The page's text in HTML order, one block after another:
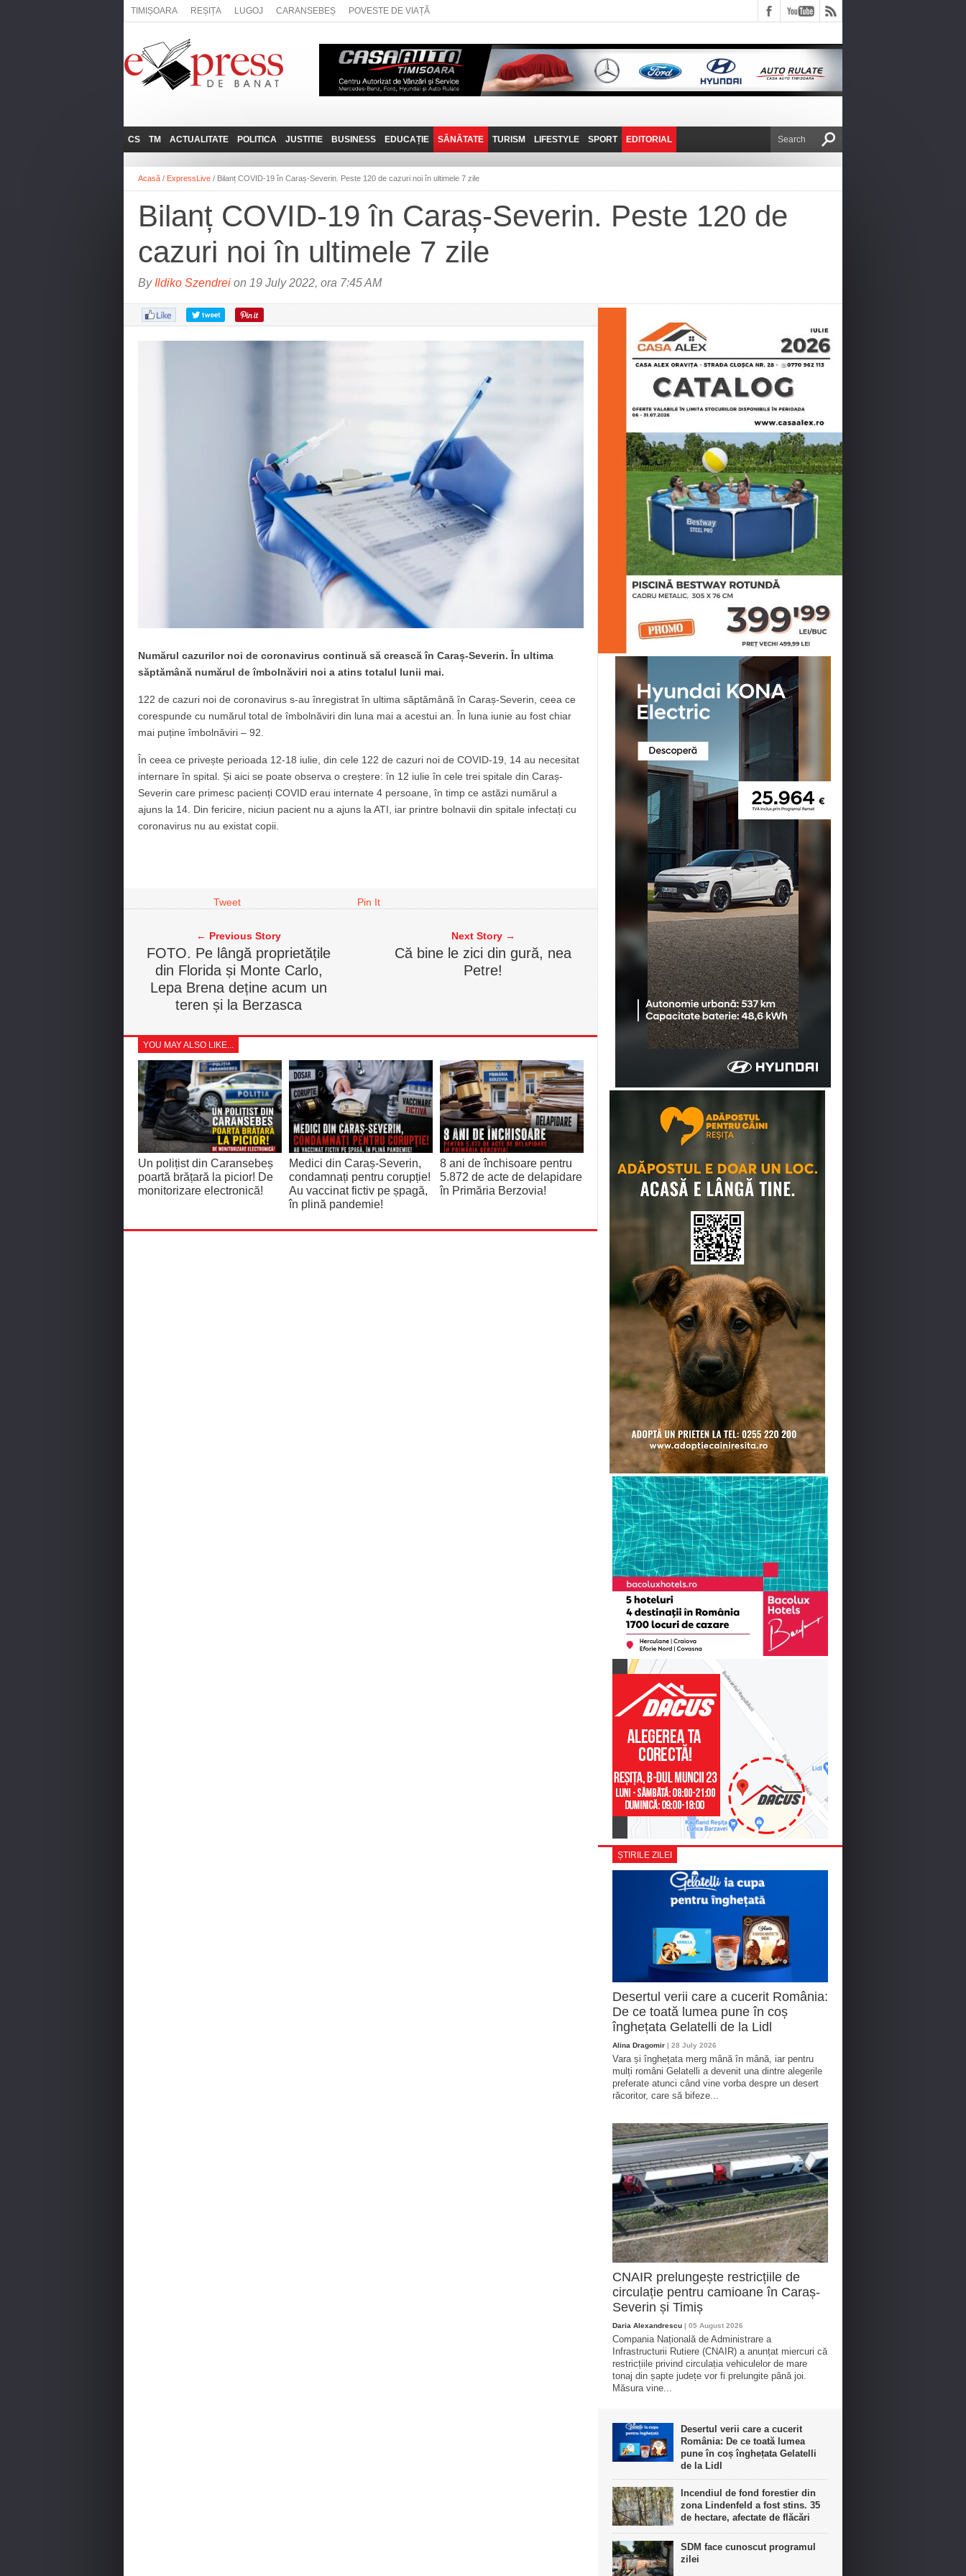
TIMIȘOARA REȘIȚA LUGOJ CARANSEBEȘ POVESTE DE VIAȚĂ
CS
REȘIȚA
CARANSEBEȘ
ANINA
BĂILE HERCULANE
BOCŞA
ORAVIȚA
OȚELU ROŞU
TM
LUGOJ
TIMIȘOARA
ACTUALITATE
ADMINISTRATIE
NAȚIONAL
SOCIAL
POLITICA
EXPRESSLIVE
INTERVIURILE
JUSTITIE BUSINESS
JOB-URI
TEHNIT
EDUCAȚIE SĂNĂTATE TURISM
PRIN MUNȚII
FANTASTICUL BANAT
LIFESTYLE
POVESTE DE VIAȚĂ
SPORT EDITORIAL
DE VICTOR NAFIRU
Acasă / ExpressLive / Bilanț COVID-19 în Caraș-Severin. Peste 120 de cazuri noi în ultimele 7 zile
Bilanț COVID-19 în Caraș-Severin. Peste 120 de
cazuri noi în ultimele 7 zile
By Ildiko Szendrei on 19 July 2022, ora 7:45 AM
Numărul cazurilor noi de coronavirus continuă să crească în Caraș-Severin. În ultima
săptămână numărul de îmbolnăviri noi a atins totalul lunii mai.
122 de cazuri noi de coronavirus s-au înregistrat în ultima săptămână în Caraș-Severin, ceea ce
corespunde cu numărul total de îmbolnăviri din luna mai a acestui an. În luna iunie au fost chiar
mai puține îmbolnăviri – 92.
În ceea ce privește perioada 12-18 iulie, din cele 122 de cazuri noi de COVID-19, 14 au necesitat
internare în spital. Și aici se poate observa o creștere: în 12 iulie în cele trei spitale din Caraș-
Severin care primesc pacienți COVID erau internate 4 persoane, în timp ce astăzi numărul a
ajuns la 14. Din fericire, niciun pacient nu a ajuns la ATI, iar printre bolnavii din spitale infectați cu
coronavirus nu au existat copii.
Tweet Pin It
← Previous Story
FOTO. Pe lângă proprietățile
din Florida și Monte Carlo,
Lepa Brena deține acum un
teren și la Berzasca
Next Story →
Că bine le zici din gură, nea
Petre!
YOU MAY ALSO LIKE...
Un polițist din Caransebeș
poartă brățară la picior! De
monitorizare electronică!
Medici din Caraș-Severin,
condamnați pentru corupție!
Au vaccinat fictiv pe șpagă,
în plină pandemie!
8 ani de închisoare pentru
5.872 de acte de delapidare
în Primăria Berzovia!
ȘTIRILE ZILEI
Desertul verii care a cucerit România:
De ce toată lumea pune în coș
înghețata Gelatelli de la Lidl
Alina Dragomir | 28 July 2026
Vara și înghețata merg mână în mână, iar pentru
mulți români Gelatelli a devenit una dintre alegerile
preferate atunci când vine vorba despre un desert
răcoritor, care să bifeze...
CNAIR prelungește restricțiile de
circulație pentru camioane în Caraș-
Severin și Timiș
Daria Alexandrescu | 05 August 2026
Compania Națională de Administrare a
Infrastructurii Rutiere (CNAIR) a anunțat miercuri că
restricțiile privind circulația vehiculelor de mare
tonaj din șapte județe vor fi prelungite până joi.
Măsura vine...
Desertul verii care a cucerit
România: De ce toată lumea
pune în coș înghețata Gelatelli
de la Lidl
Incendiul de fond forestier din
zona Lindenfeld a fost stins. 35
de hectare, afectate de flăcări
SDM face cunoscut programul
zilei